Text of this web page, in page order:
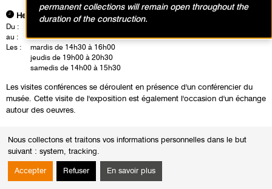
Nous collectons et traitons vos informations personnelles dans le but
suivant : system, tracking.
Accepter Refuser En savoir plus
Heures
Du :
au :
Dimanche 9 février 2025
Les :
mardis de 14h30 à 16h00
jeudis de 19h00 à 20h30
samedis de 14h00 à 15h30
Les visites conférences se déroulent en présence d'un conférencier du
musée. Cette visite de l'exposition est également l'occasion d'un échange
autour des oeuvres.
permanent collections will remain open throughout the
duration of the construction.